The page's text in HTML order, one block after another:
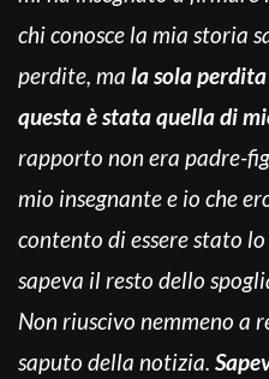
chi conosce la mia storia
perdite, ma la sola
questa è stata quella di
rapporto non era padre-
mio insegnante e io che
contento di essere stato
sapeva il resto dello
Non riuscivo nemmeno a
saputo della notizia.